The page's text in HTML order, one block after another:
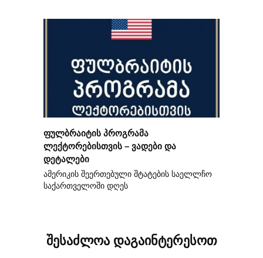
ფულბრაიტის პროგრამა
ლექტორებისთვის – ვადები და
დეტალები
ამერიკის შეერთებული შტატების საელლჩო
საქართველოში დღეს
შესაძლოა დაგაინტერესოთ